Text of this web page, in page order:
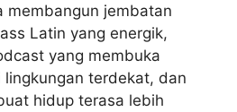
membangun jembatan
Latin yang energik,
yang membuka
terdekat, dan
hidup terasa lebih